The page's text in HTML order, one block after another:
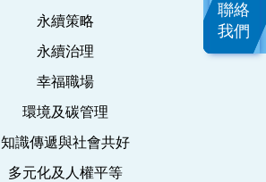
永續策略
永續治理
幸福職場
環境及碳管理
知識傳遞與社會共好
多元化及人權平等
聯絡
我們